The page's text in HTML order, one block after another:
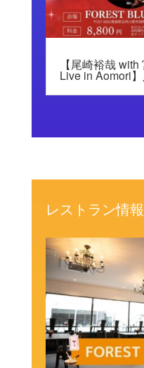
【尾崎裕哉
Live in Aomori
レストラン情報